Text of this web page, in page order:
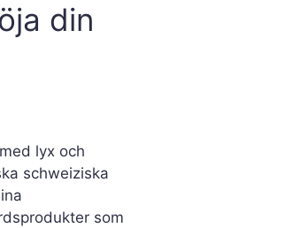
din
lyx och
schweiziska
som